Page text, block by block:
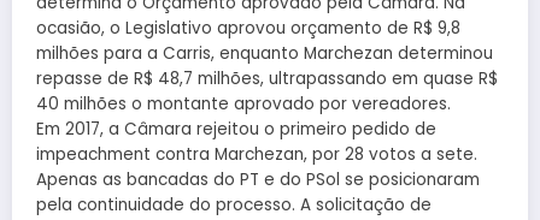
ocasião, o Legislativo aprovou orçamento de R$ 9,8
milhões para a Carris, enquanto Marchezan determinou
repasse de R$ 48,7 milhões, ultrapassando em quase R$
40 milhões o montante aprovado por vereadores.
Em 2017, a Câmara rejeitou o primeiro pedido de
impeachment contra Marchezan, por 28 votos a sete.
Apenas as bancadas do PT e do PSol se posicionaram
pela continuidade do processo. A solicitação de